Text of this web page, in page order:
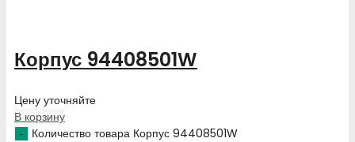
Корпус 94408501W
Цену уточняйте
В корзину
Количество товара Корпус 94408501W